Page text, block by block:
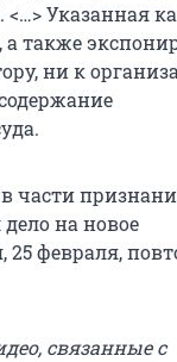
Указанная
а также
ни к
части
на новое
25 февраля,
связанные с